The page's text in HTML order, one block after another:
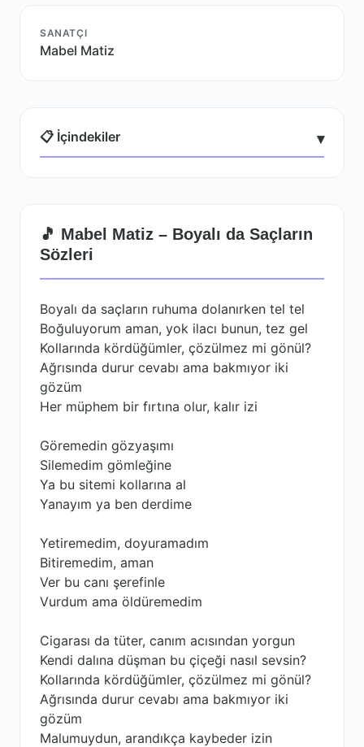
SANATÇI
Mabel Matiz
📋 İçindekiler ▾
🎵 Mabel Matiz – Boyalı da Saçların
Sözleri
Boyalı da saçların ruhuma dolanırken tel tel
Boğuluyorum aman, yok ilacı bunun, tez gel
Kollarında kördüğümler, çözülmez mi gönül?
Ağrısında durur cevabı ama bakmıyor iki
gözüm
Her müphem bir fırtına olur, kalır izi
Göremedin gözyaşımı
Silemedim gömleğine
Ya bu sitemi kollarına al
Yanayım ya ben derdime
Yetiremedim, doyuramadım
Bitiremedim, aman
Ver bu canı şerefinle
Vurdum ama öldüremedim
Cigarası da tüter, canım acısından yorgun
Kendi dalına düşman bu çiçeği nasıl sevsin?
Kollarında kördüğümler, çözülmez mi gönül?
Ağrısında durur cevabı ama bakmıyor iki
gözüm
Malumuydun, arandıkça kaybeder izin